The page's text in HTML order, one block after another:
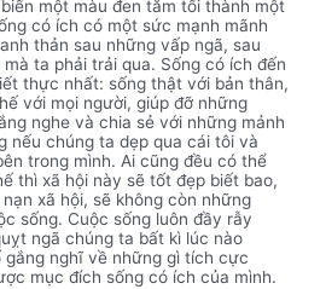
một màu đen tăm tối thành một
có ích có một sức mạnh mãnh
thản sau những vấp ngã, sau
ta phải trải qua. Sống có ích đến
thực nhất: sống thật với bản thân,
với mọi người, giúp đỡ những
nghe và chia sẻ với những mảnh
nếu chúng ta dẹp qua cái tôi và
trong mình. Ai cũng đều có thể
thì xã hội này sẽ tốt đẹp biết bao,
xã hội, sẽ không còn những
sống. Cuộc sống luôn đầy rẫy
ngã chúng ta bất kì lúc nào
nghĩ về những gì tích cực
mục đích sống có ích của mình.